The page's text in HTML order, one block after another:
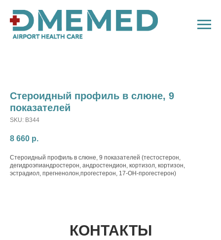
Стероидный профиль в слюне, 9
показателей
SKU: B344
8 660 р.
Стероидный профиль в слюне, 9 показателей (тестостерон,
дегидроэпиандростерон, андростендион, кортизол, кортизон,
эстрадиол, прегненолон,прогестерон, 17-ОН-прогестерон)
КОНТАКТЫ